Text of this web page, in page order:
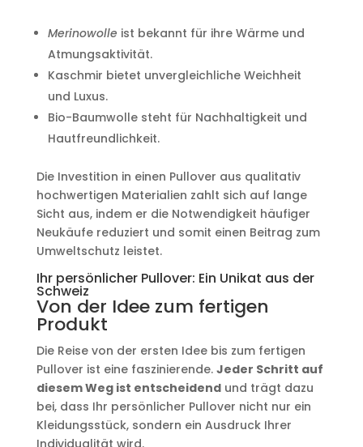
Merinowolle ist bekannt für ihre Wärme und
Atmungsaktivität.
Kaschmir bietet unvergleichliche Weichheit
und Luxus.
Bio-Baumwolle steht für Nachhaltigkeit und
Hautfreundlichkeit.
Die Investition in einen Pullover aus qualitativ
hochwertigen Materialien zahlt sich auf lange
Sicht aus, indem er die Notwendigkeit häufiger
Neukäufe reduziert und somit einen Beitrag zum
Umweltschutz leistet.
Ihr persönlicher Pullover: Ein Unikat aus der
Schweiz
Von der Idee zum fertigen
Produkt
Die Reise von der ersten Idee bis zum fertigen
Pullover ist eine faszinierende. Jeder Schritt auf
diesem Weg ist entscheidendund trägt dazu
bei, dass Ihr persönlicher Pullover nicht nur ein
Kleidungsstück, sondern ein Ausdruck Ihrer
Individualität wird.